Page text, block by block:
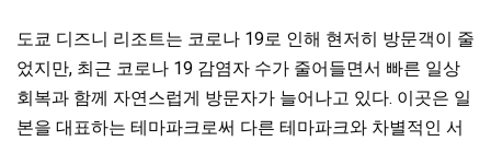
도쿄 디즈니 리조트는 코로나 19로 인해 현저히 방문객이 줄
었지만, 최근 코로나 19 감염자 수가 줄어들면서 빠른 일상
회복과 함께 자연스럽게 방문자가 늘어나고 있다. 이곳은 일
본을 대표하는 테마파크로써 다른 테마파크와 차별적인 서